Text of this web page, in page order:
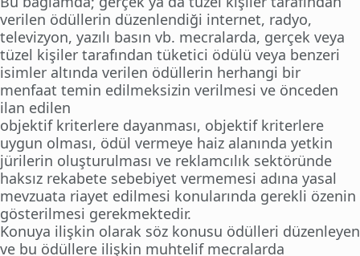
verilen ödüllerin düzenlendiği internet, radyo,
televizyon, yazılı basın vb. mecralarda, gerçek veya
tüzel kişiler tarafından tüketici ödülü veya benzeri
isimler altında verilen ödüllerin herhangi bir
menfaat temin edilmeksizin verilmesi ve önceden
ilan edilen
objektif kriterlere dayanması, objektif kriterlere
uygun olması, ödül vermeye haiz alanında yetkin
jürilerin oluşturulması ve reklamcılık sektöründe
haksız rekabete sebebiyet vermemesi adına yasal
mevzuata riayet edilmesi konularında gerekli özenin
gösterilmesi gerekmektedir.
Konuya ilişkin olarak söz konusu ödülleri düzenleyen
ve bu ödüllere ilişkin muhtelif mecralarda